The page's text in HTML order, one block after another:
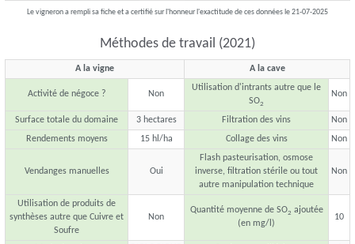
Le vigneron a rempli sa fiche et a certifié sur l'honneur l'exactitude de ces données le 21-07-2025
Méthodes de travail (2021)
A la vigne A la cave
Activité de négoce ? Non
Utilisation d'intrants autre que le
SO2
Non
Surface totale du domaine 3 hectares Filtration des vins
Non
Rendements moyens
15 hl/ha Collage des vins Non
Vendanges manuelles Oui
Flash pasteurisation, osmose
inverse, filtration stérile ou tout
autre manipulation technique
Non
Utilisation de produits de
synthèses autre que Cuivre et
Soufre
Non
Quantité moyenne de SO2 ajoutée
(en mg/l)
10